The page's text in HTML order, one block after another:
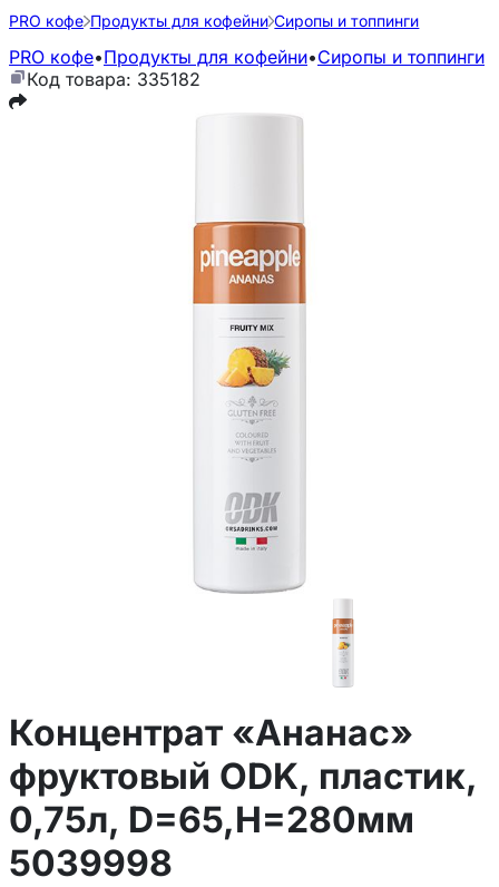
PRO кофе Продукты для кофейни Сиропы и топпинги
PRO кофе•Продукты для кофейни•Сиропы и топпинги
Код товара: 335182
Концентрат «Ананас»
фруктовый ODK, пластик,
0,75л, D=65,H=280мм
5039998